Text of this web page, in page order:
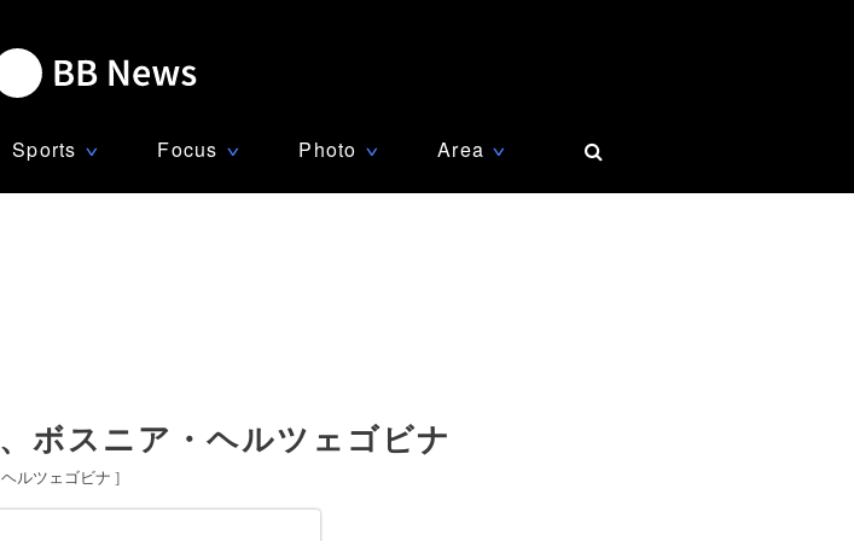
Sports ∨ Focus ∨ Photo ∨ Area ∨
ボスニア・ヘルツェゴビナ
ルツェゴビナ ]